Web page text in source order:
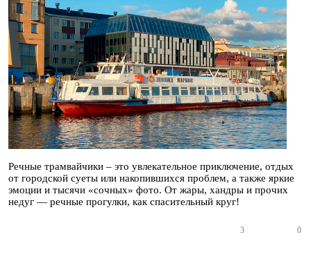
Речные трамвайчики – это увлекательное приключение, отдых
от городской суеты или накопившихся проблем, а также яркие
эмоции и тысячи «сочных» фото. От жары, хандры и прочих
недуг — речные прогулки, как спасительный круг!
3 0